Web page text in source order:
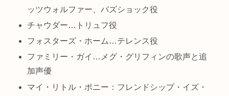
ッツウォルファー、バズショック役
チャウダー…トリュフ役
フォスターズ・ホーム…テレンス役
ファミリー・ガイ…メグ・グリフィンの歌声と追
加声優
マイ・リトル・ポニー：フレンドシップ・イズ・